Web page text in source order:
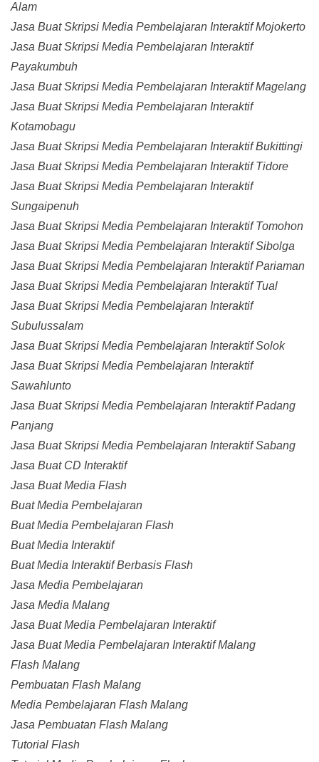
Alam
Jasa Buat Skripsi Media Pembelajaran Interaktif Mojokerto
Jasa Buat Skripsi Media Pembelajaran Interaktif
Payakumbuh
Jasa Buat Skripsi Media Pembelajaran Interaktif Magelang
Jasa Buat Skripsi Media Pembelajaran Interaktif
Kotamobagu
Jasa Buat Skripsi Media Pembelajaran Interaktif Bukittingi
Jasa Buat Skripsi Media Pembelajaran Interaktif Tidore
Jasa Buat Skripsi Media Pembelajaran Interaktif
Sungaipenuh
Jasa Buat Skripsi Media Pembelajaran Interaktif Tomohon
Jasa Buat Skripsi Media Pembelajaran Interaktif Sibolga
Jasa Buat Skripsi Media Pembelajaran Interaktif Pariaman
Jasa Buat Skripsi Media Pembelajaran Interaktif Tual
Jasa Buat Skripsi Media Pembelajaran Interaktif
Subulussalam
Jasa Buat Skripsi Media Pembelajaran Interaktif Solok
Jasa Buat Skripsi Media Pembelajaran Interaktif
Sawahlunto
Jasa Buat Skripsi Media Pembelajaran Interaktif Padang
Panjang
Jasa Buat Skripsi Media Pembelajaran Interaktif Sabang
Jasa Buat CD Interaktif
Jasa Buat Media Flash
Buat Media Pembelajaran
Buat Media Pembelajaran Flash
Buat Media Interaktif
Buat Media Interaktif Berbasis Flash
Jasa Media Pembelajaran
Jasa Media Malang
Jasa Buat Media Pembelajaran Interaktif
Jasa Buat Media Pembelajaran Interaktif Malang
Flash Malang
Pembuatan Flash Malang
Media Pembelajaran Flash Malang
Jasa Pembuatan Flash Malang
Tutorial Flash